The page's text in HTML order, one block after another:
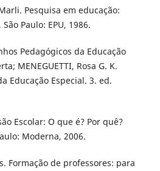
Pesquisa em educação:
Paulo: EPU, 1986.
Pedagógicos da Educação
MENEGUETTI, Rosa G. K.
Educação Especial. 3. ed.
Escolar: O que é? Por quê?
Moderna, 2006.
Formação de professores: para